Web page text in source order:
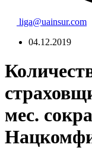
liga@uainsur.com
04.12.2019
мес.